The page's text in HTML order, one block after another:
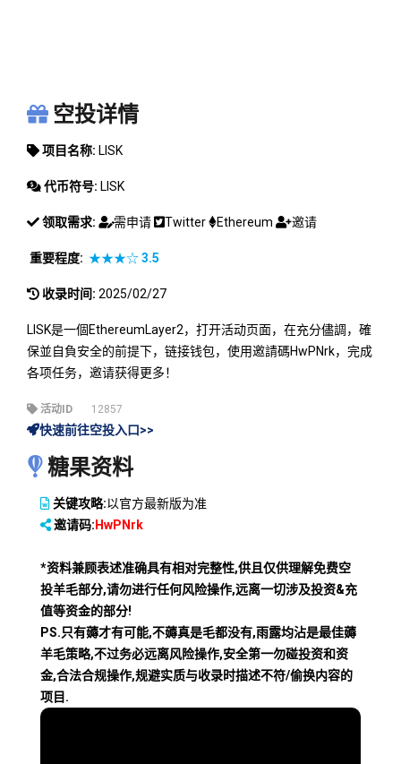
空投详情
项目名称: LISK
代币符号: LISK
领取需求: 需申请 Twitter Ethereum 邀请
重要程度: ★★★☆3.5
收录时间: 2025/02/27
LISK是一個EthereumLayer2，打开活动页面，在充分儘調，確
保並自負安全的前提下，链接钱包，使用邀請碼HwPNrk，完成
各项任务，邀请获得更多！
活动ID 12857
快速前往空投入口>>
糖果资料
关键攻略:以官方最新版为准
邀请码: HwPNrk
*资料兼顾表述准确具有相对完整性,供且仅供理解免费空
投羊毛部分,请勿进行任何风险操作,远离一切涉及投资&充
值等资金的部分!
PS.只有薅才有可能,不薅真是毛都没有,雨露均沾是最佳薅
羊毛策略,不过务必远离风险操作,安全第一勿碰投资和资
金,合法合规操作,规避实质与收录时描述不符/偷换内容的
项目.